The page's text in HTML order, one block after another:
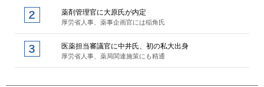
薬剤管理官に大原氏が内定
厚労省人事、薬事企画官には稲角氏
医薬担当審議官に中井氏、初の私大出身
厚労省人事、薬局関連施策にも精通